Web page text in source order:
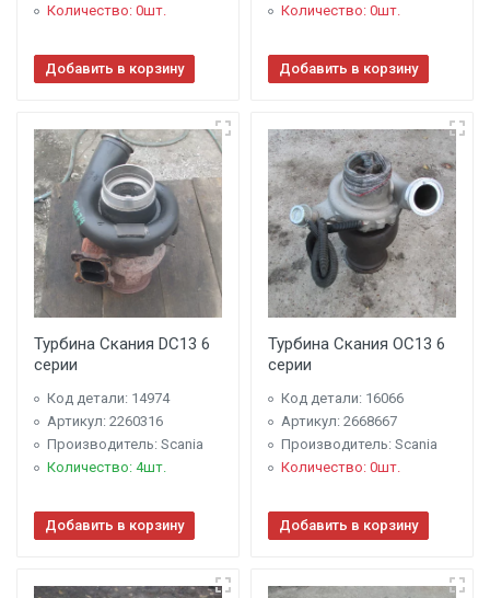
Количество: 0шт.
Добавить в корзину
Количество: 0шт.
Добавить в корзину
Турбина Скания DC13 6
серии
Код детали: 14974
Артикул: 2260316
Производитель: Scania
Количество: 4шт.
Добавить в корзину
Турбина Скания OC13 6
серии
Код детали: 16066
Артикул: 2668667
Производитель: Scania
Количество: 0шт.
Добавить в корзину